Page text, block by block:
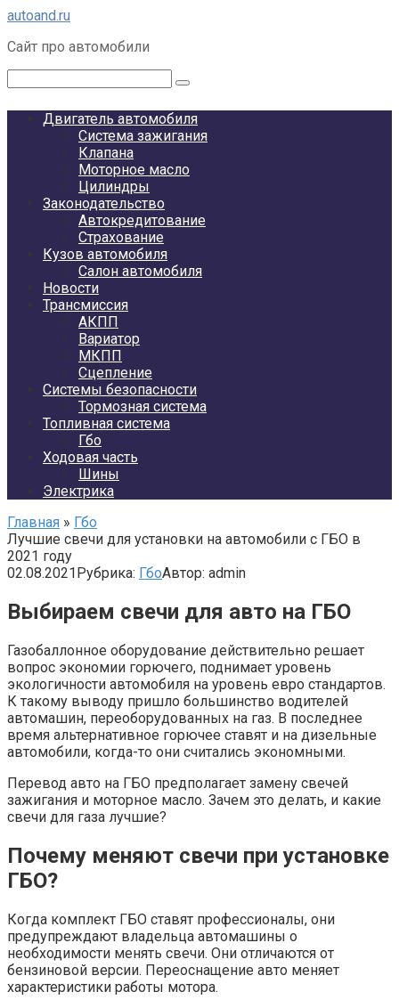
Перейти
контенту
autoand.ru
Сайт про автомобили
Двигатель автомобиля
Система зажигания
Клапана
Моторное масло
Цилиндры
Законодательство
Автокредитование
Страхование
Кузов автомобиля
Салон автомобиля
Новости
Трансмиссия
АКПП
Вариатор
МКПП
Сцепление
Системы безопасности
Тормозная система
Топливная система
Гбо
Ходовая часть
Шины
Электрика
Главная » Гбо
Лучшие свечи для установки на автомобили с ГБО в
2021 году
02.08.2021Рубрика: ГбоАвтор: admin
Выбираем свечи для авто на ГБО
Газобаллонное оборудование действительно решает
вопрос экономии горючего, поднимает уровень
экологичности автомобиля на уровень евро стандартов.
К такому выводу пришло большинство водителей
автомашин, переоборудованных на газ. В последнее
время альтернативное горючее ставят и на дизельные
автомобили, когда-то они считались экономными.
Перевод авто на ГБО предполагает замену свечей
зажигания и моторное масло. Зачем это делать, и какие
свечи для газа лучшие?
Почему меняют свечи при установке
ГБО?
Когда комплект ГБО ставят профессионалы, они
предупреждают владельца автомашины о
необходимости менять свечи. Они отличаются от
бензиновой версии. Переоснащение авто меняет
характеристики работы мотора.